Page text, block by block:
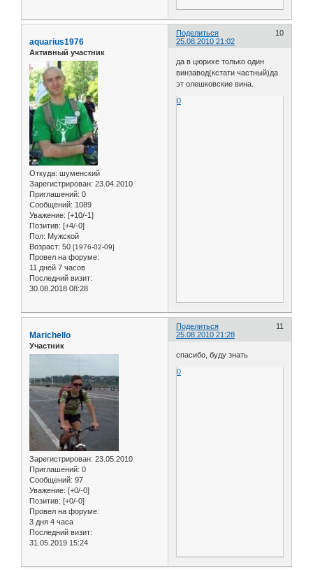
Поделиться
10
25.08.2010 21:02
aquarius1976
Активный участник
Откуда: шуменский
Зарегистрирован: 23.04.2010
Приглашений: 0
Сообщений: 1089
Уважение: [+10/-1]
Позитив: [+4/-0]
Пол: Мужской
Возраст: 50 [1976-02-09]
Провел на форуме:
11 дней 7 часов
Последний визит:
30.08.2018 08:28
да в цюрихе только один
винзавод(кстати частный)да
эт олешковские вина.
0
Поделиться
11
25.08.2010 21:28
Marichello
Участник
Зарегистрирован: 23.05.2010
Приглашений: 0
Сообщений: 97
Уважение: [+0/-0]
Позитив: [+0/-0]
Провел на форуме:
3 дня 4 часа
Последний визит:
31.05.2019 15:24
спасибо, буду знать
0